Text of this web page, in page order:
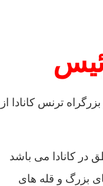
ترنس کانادا از
در کانادا می باشد
بزرگ و قله های